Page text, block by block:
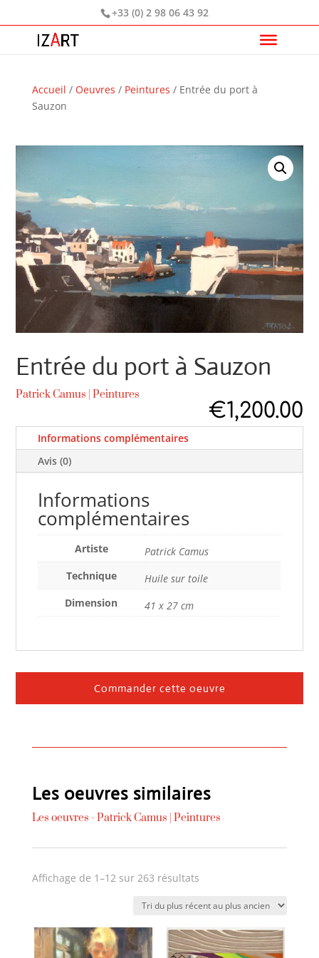
+33 (0) 2 98 06 43 92
Accueil / Oeuvres / Peintures / Entrée du port à
Sauzon
Entrée du port à Sauzon
Patrick Camus |Peintures
€1,200.00
Informations complémentaires
Avis (0)
Informations
complémentaires
Artiste
Patrick Camus
Technique
Huile sur toile
Dimension
41 x 27 cm
Commander cette oeuvre
Les oeuvres similaires
Les oeuvres - Patrick Camus Peintures
Affichage de 1–12 sur 263 résultatsTrié
plus
récent
au